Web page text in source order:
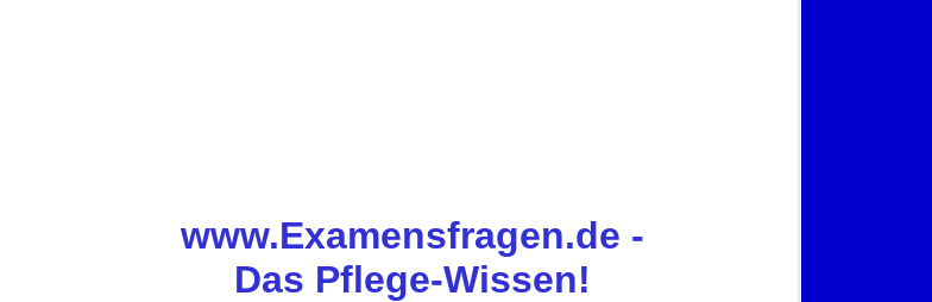
www.Examensfragen.de -
Das Pflege-Wissen!